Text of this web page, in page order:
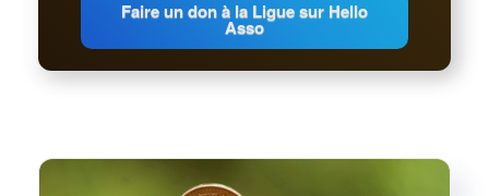
Faire un don à la Ligue sur Hello
Asso